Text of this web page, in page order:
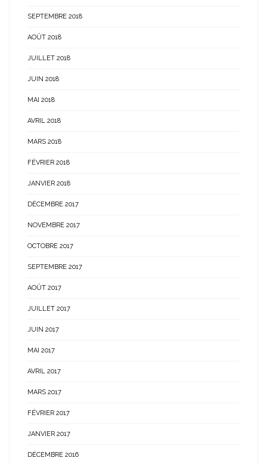
SEPTEMBRE 2018
AOÛT 2018
JUILLET 2018
JUIN 2018
MAI 2018
AVRIL 2018
MARS 2018
FÉVRIER 2018
JANVIER 2018
DÉCEMBRE 2017
NOVEMBRE 2017
OCTOBRE 2017
SEPTEMBRE 2017
AOÛT 2017
JUILLET 2017
JUIN 2017
MAI 2017
AVRIL 2017
MARS 2017
FÉVRIER 2017
JANVIER 2017
DÉCEMBRE 2016